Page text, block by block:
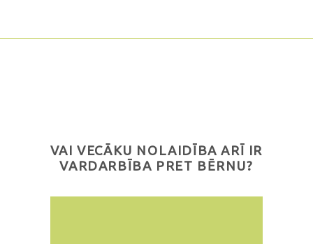
VAI VECĀKU NOLAIDĪBA ARĪ IR
VARDARBĪBA PRET BĒRNU?